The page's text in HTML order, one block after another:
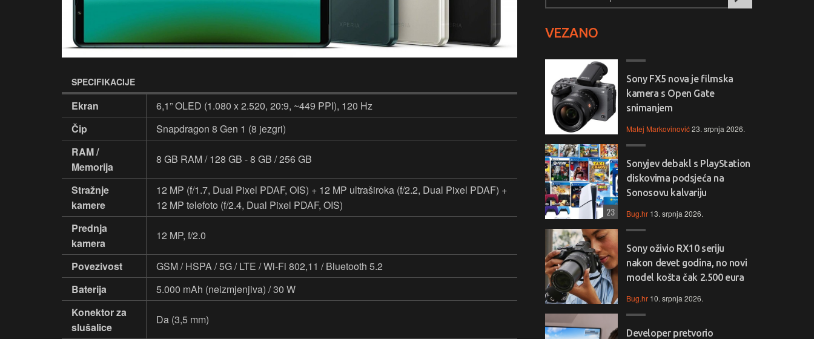
SPECIFIKACIJE
Ekran
6,1” OLED (1.080 x 2.520, 20:9, ~449 PPI), 120 Hz
Čip
Snapdragon 8 Gen 1 (8 jezgri)
RAM /
Memorija
8 GB RAM / 128 GB - 8 GB / 256 GB
Stražnje
kamere
12 MP (f/1.7, Dual Pixel PDAF, OIS) + 12 MP ultraširoka (f/2.2, Dual Pixel PDAF) +
12 MP telefoto (f/2.4, Dual Pixel PDAF, OIS)
Prednja
kamera
12 MP, f/2.0
Povezivost
GSM / HSPA / 5G / LTE / Wi-Fi 802,11 / Bluetooth 5.2
Baterija
5.000 mAh (neizmjenjiva) / 30 W
Konektor za
slušalice
Da (3,5 mm)
VEZANO
Sony FX5 nova je filmska
kamera s Open Gate
snimanjem
Matej Markovinović23. srpnja 2026.
Sonyjev debakl s PlayStation
diskovima podsjeća na
Sonosovu kalvariju
Bug.hr 13. srpnja 2026.
23
Sony oživio RX10 seriju
nakon devet godina, no novi
model košta čak 2.500 eura
Bug.hr 10. srpnja 2026.
Developer pretvorio